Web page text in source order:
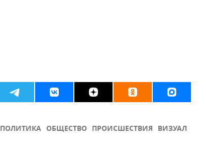
ПОЛИТИКА ОБЩЕСТВО ПРОИСШЕСТВИЯ ВИЗУАЛ